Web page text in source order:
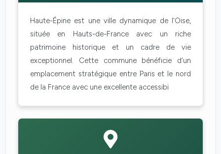
Haute-Épine est une ville dynamique de l'Oise,
située en Hauts-de-France avec un riche
patrimoine historique et un cadre de vie
exceptionnel. Cette commune bénéficie d'un
emplacement stratégique entre Paris et le nord
de la France avec une excellente accessibi